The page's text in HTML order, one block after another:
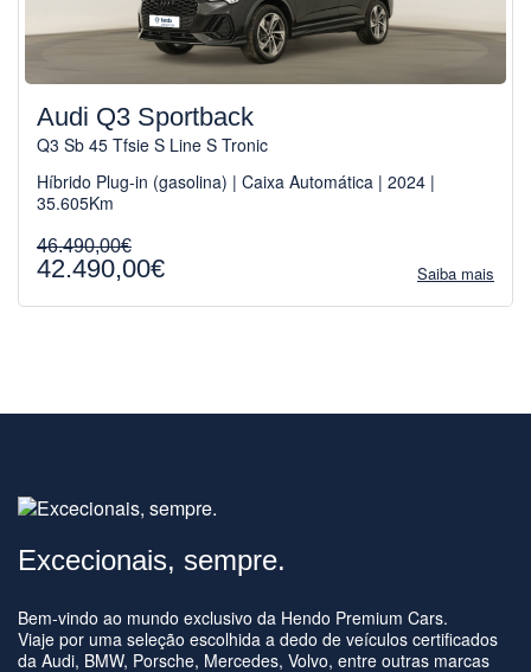
Audi Q3 Sportback
Q3 Sb 45 Tfsie S Line S Tronic
Híbrido Plug-in (gasolina) | Caixa Automática | 2024 |
35.605Km
46.490,00€
42.490,00€ Saiba mais
Excecionais, sempre.
Bem-vindo ao mundo exclusivo da Hendo Premium Cars.
Viaje por uma seleção escolhida a dedo de veículos certificados
da Audi, BMW, Porsche, Mercedes, Volvo, entre outras marcas